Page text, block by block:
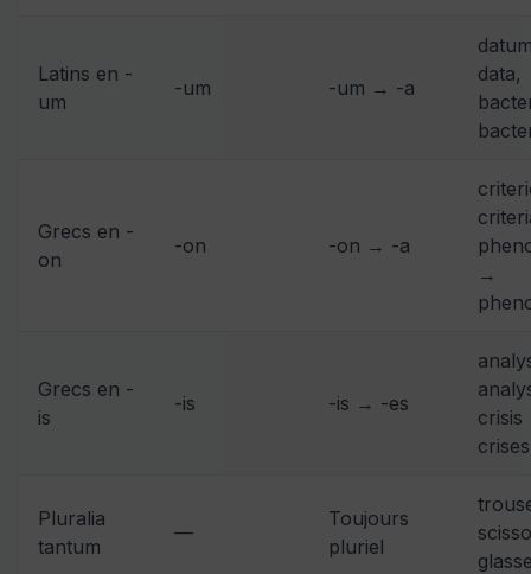
Latins en -
um
-um -um → -a
data,
Grecs en -
on
-on -on → -a
→
Grecs en -
is
-is -is → -es
crises
Pluralia
tantum
—
Toujours
pluriel